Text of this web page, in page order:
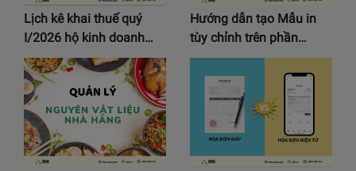
Lịch kê khai thuế quý
I/2026 hộ kinh doanh…
Hướng dẫn tạo Mẫu in
tùy chỉnh trên phần…